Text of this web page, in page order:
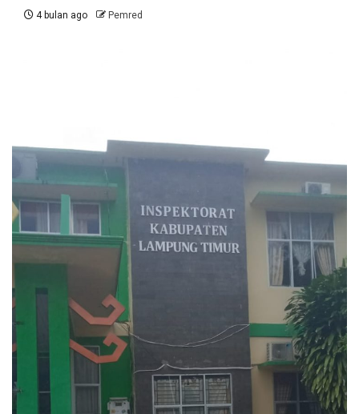
4 bulan ago Pemred